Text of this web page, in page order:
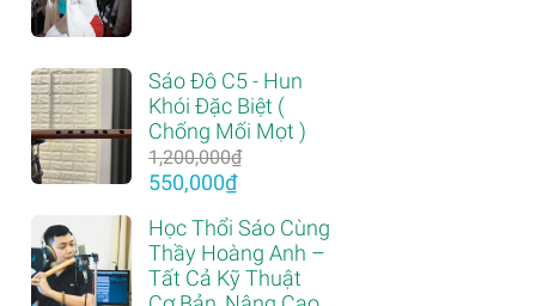
Sáo Đô C5 - Hun
Khói Đặc Biệt (
Chống Mối Mọt )
1,200,000₫
Giá
là:
1,200,000₫.
550,000₫Giá
tại
là:
550,000₫.
Học Thổi Sáo Cùng
Thầy Hoàng Anh –
Tất Cả Kỹ Thuật